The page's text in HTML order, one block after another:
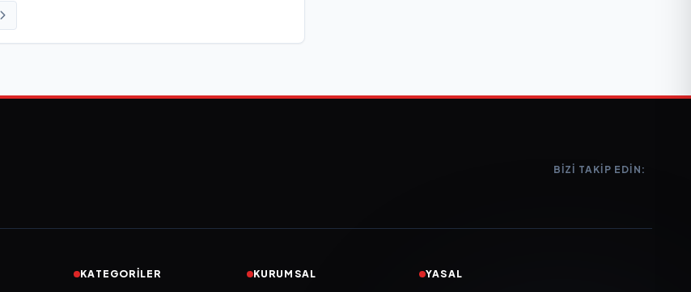
BIZI TAKIP EDIN:
KATEGORILER KURUMSAL YASAL